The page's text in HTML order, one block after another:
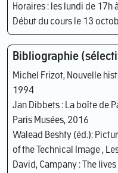
Horaires : les lundi de 17h
Début du cours le 13
Bibliographie
Michel Frizot, Nouvelle
1994
Jan Dibbets : La boîte de
Paris Musées, 2016
Walead Beshty (éd.):
of the Technical Image ,
David, Campany : The